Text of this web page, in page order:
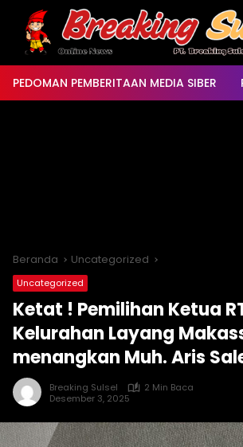
Langsung
konten
PEDOMAN PEMBERITAAN MEDIA SIBER
Beranda Uncategorized
Uncategorized
Ketat ! Pemilihan Ketua
Kelurahan Layang
menangkan Muh. Aris
Breaking Sulsel
2 Min Baca
Desember 3, 2025